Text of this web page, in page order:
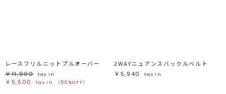
レースフリルニットプルオーバー
￥11,000
tax in
￥5,500 tax in （50%OFF）
2WAYニュアンスバックルベルト
￥5,940
tax in